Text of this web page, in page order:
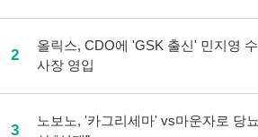
2
올릭스, CDO에 'GSK 출신' 민지영
사장 영입
3
노보노, '카그리세마' vs마운자로 당